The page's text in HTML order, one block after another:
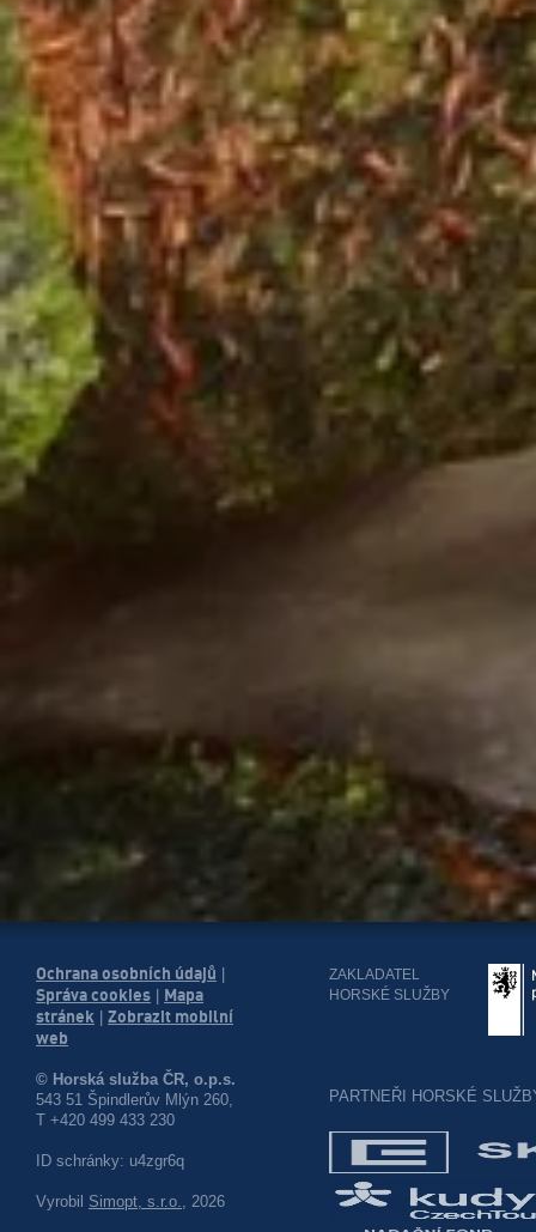
Ochrana osobních údajů
Správa cookies
Mapa
stránek
Zobrazit mobilní
web
© Horská služba ČR, o.p.s.
543 51 Špindlerův Mlýn 260,
T +420 499 433 230
ID schránky: u4zgr6q
Vyrobil Simopt, s.r.o., 2026
ZAKLADATEL
HORSKÉ SLUŽBY
PARTNEŘI HORSKÉ